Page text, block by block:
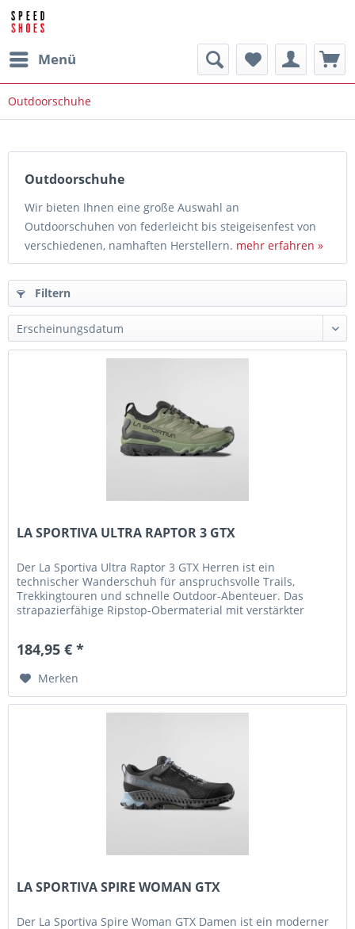
Menü
Outdoorschuhe
Outdoorschuhe
Wir bieten Ihnen eine große Auswahl an
Outdoorschuhen von federleicht bis steigeisenfest von
verschiedenen, namhaften Herstellern. mehr erfahren »
Filtern
LA SPORTIVA ULTRA RAPTOR 3 GTX
Der La Sportiva Ultra Raptor 3 GTX Herren ist ein
technischer Wanderschuh für anspruchsvolle Trails,
Trekkingtouren und schnelle Outdoor-Abenteuer. Das
strapazierfähige Ripstop-Obermaterial mit verstärkter
184,95 € *
Merken
LA SPORTIVA SPIRE WOMAN GTX
Der La Sportiva Spire Woman GTX Damen ist ein moderner